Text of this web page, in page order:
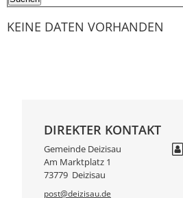
KEINE DATEN VORHANDEN
DIREKTER KONTAKT
Gemeinde Deizisau
Am Marktplatz 1
73779 Deizisau
post@deizisau.de